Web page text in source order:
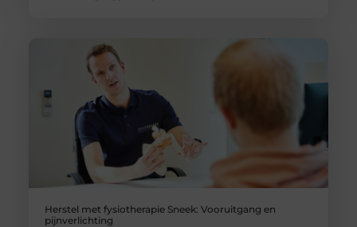
Herstel met fysiotherapie Sneek: Vooruitgang en
pijnverlichting